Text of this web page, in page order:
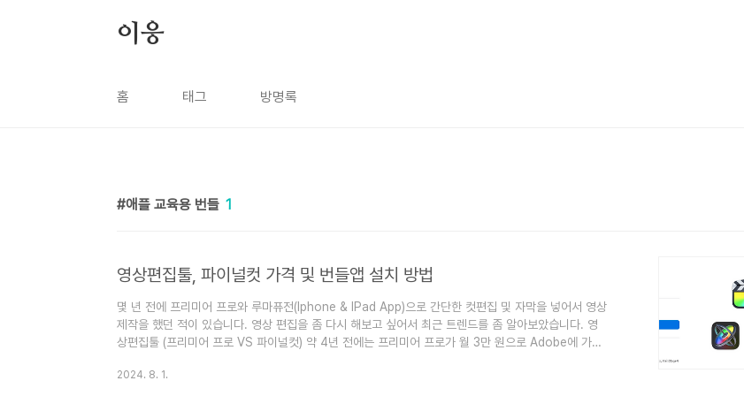
이응
홈 태그 방명록
애플 교육용 번들 1
영상편집툴, 파이널컷 가격 및 번들앱 설치 방법
몇 년 전에 프리미어 프로와 루마퓨전(Iphone & IPad App)으로 간단한 컷편집 및 자막을 넣어서 영상
제작을 했던 적이 있습니다. 영상 편집을 좀 다시 해보고 싶어서 최근 트렌드를 좀 알아보았습니다. 영
상편집툴 (프리미어 프로 VS 파이널컷) 약 4년 전에는 프리미어 프로가 월 3만 원으로 Adobe에 가입
정도의 금액이며 1년으로 환산하면 96만 원에 다다릅니다. 게다가 테크 유튜버들에 따르면 맥과 프리미
2024. 8. 1.